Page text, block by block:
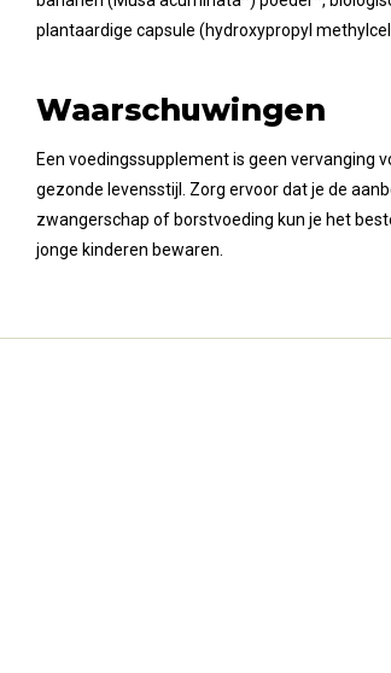
plantaardige capsule (hydroxypropyl
Waarschuwingen
Een voedingssupplement is geen vervanging
gezonde levensstijl. Zorg ervoor dat je de
zwangerschap of borstvoeding kun je het
jonge kinderen bewaren.